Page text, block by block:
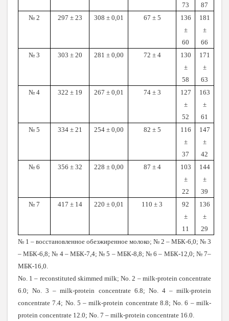
73
87
№ 2
297 ± 23 308 ± 0,01 67 ± 5
136
±
60
181
±
66
№ 3
303 ± 20 281 ± 0,00 72 ± 4
130
±
58
171
±
63
№ 4
322 ± 19 267 ± 0,01 74 ± 3
127
±
52
163
±
61
№ 5
334 ± 21 254 ± 0,00 82 ± 5
116
±
37
147
±
42
№ 6
356 ± 32 228 ± 0,00 87 ± 4
103
±
22
144
±
39
№ 7
417 ± 14 220 ± 0,01 110 ± 3
92
±
11
136
±
29
№ 1 – восстановленное обезжиренное молоко; № 2 – МБК-6,0; № 3
– МБК-6,8; № 4 – МБК-7,4; № 5 – МБК-8,8; № 6 – МБК-12,0; № 7–
МБК-16,0.
No. 1 – reconstituted skimmed milk; No. 2 – milk-protein concentrate
6.0; No. 3 – milk-protein concentrate 6.8; No. 4 – milk-protein
concentrate 7.4; No. 5 – milk-protein concentrate 8.8; No. 6 – milk-
protein concentrate 12.0; No. 7 – milk-protein concentrate 16.0.